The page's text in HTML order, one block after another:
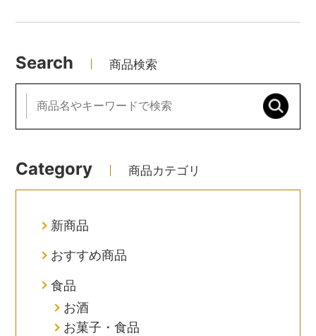
Search 商品検索
Category 商品カテゴリ
新商品
おすすめ商品
食品
お酒
お菓子・食品